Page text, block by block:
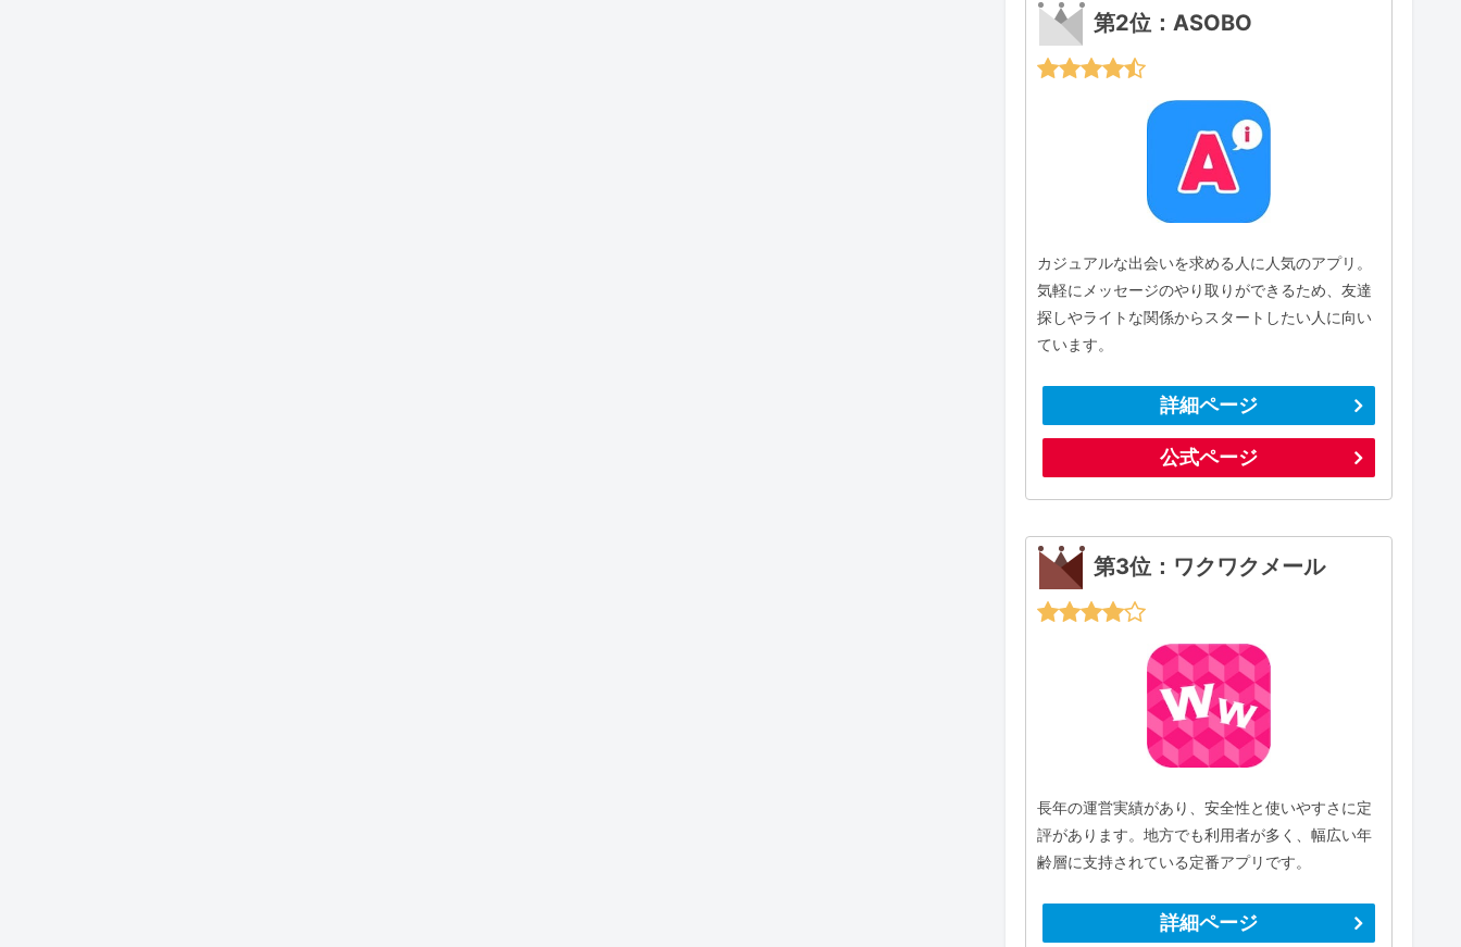
第2位：ASOBO
カジュアルな出会いを求める人に人気のアプリ。
気軽にメッセージのやり取りができるため、友達
探しやライトな関係からスタートしたい人に向い
ています。
詳細ページ
公式ページ
第3位：ワクワクメール
長年の運営実績があり、安全性と使いやすさに定
評があります。地方でも利用者が多く、幅広い年
齢層に支持されている定番アプリです。
詳細ページ